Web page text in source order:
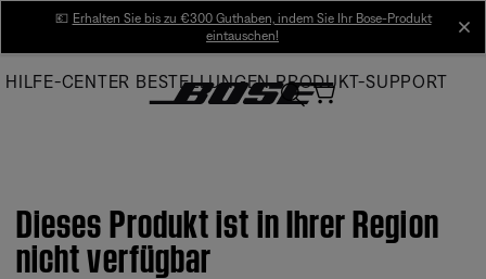
Main
💶 Erhalten Sie bis zu €300 Guthaben, indem Sie Ihr Bose-Produkt
eintauschen!
HILFE-CENTER BESTELLUNGEN PRODUKT-SUPPORT
Dieses Produkt ist in Ihrer Region
nicht verfügbar